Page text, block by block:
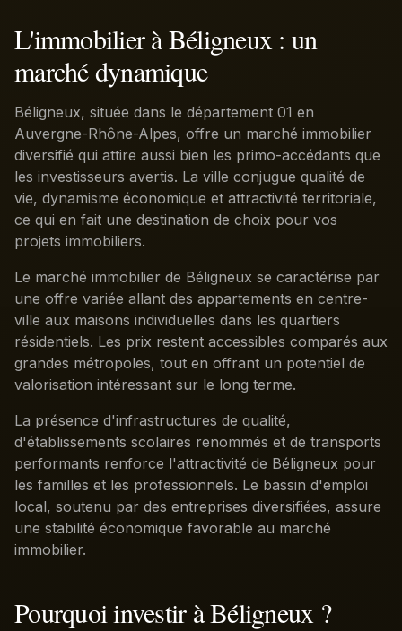
L'immobilier à Béligneux : un
marché dynamique
Béligneux, située dans le département 01 en
Auvergne-Rhône-Alpes, offre un marché immobilier
diversifié qui attire aussi bien les primo-accédants que
les investisseurs avertis. La ville conjugue qualité de
vie, dynamisme économique et attractivité territoriale,
ce qui en fait une destination de choix pour vos
projets immobiliers.
Le marché immobilier de Béligneux se caractérise par
une offre variée allant des appartements en centre-
ville aux maisons individuelles dans les quartiers
résidentiels. Les prix restent accessibles comparés aux
grandes métropoles, tout en offrant un potentiel de
valorisation intéressant sur le long terme.
La présence d'infrastructures de qualité,
d'établissements scolaires renommés et de transports
performants renforce l'attractivité de Béligneux pour
les familles et les professionnels. Le bassin d'emploi
local, soutenu par des entreprises diversifiées, assure
une stabilité économique favorable au marché
immobilier.
Pourquoi investir à Béligneux ?